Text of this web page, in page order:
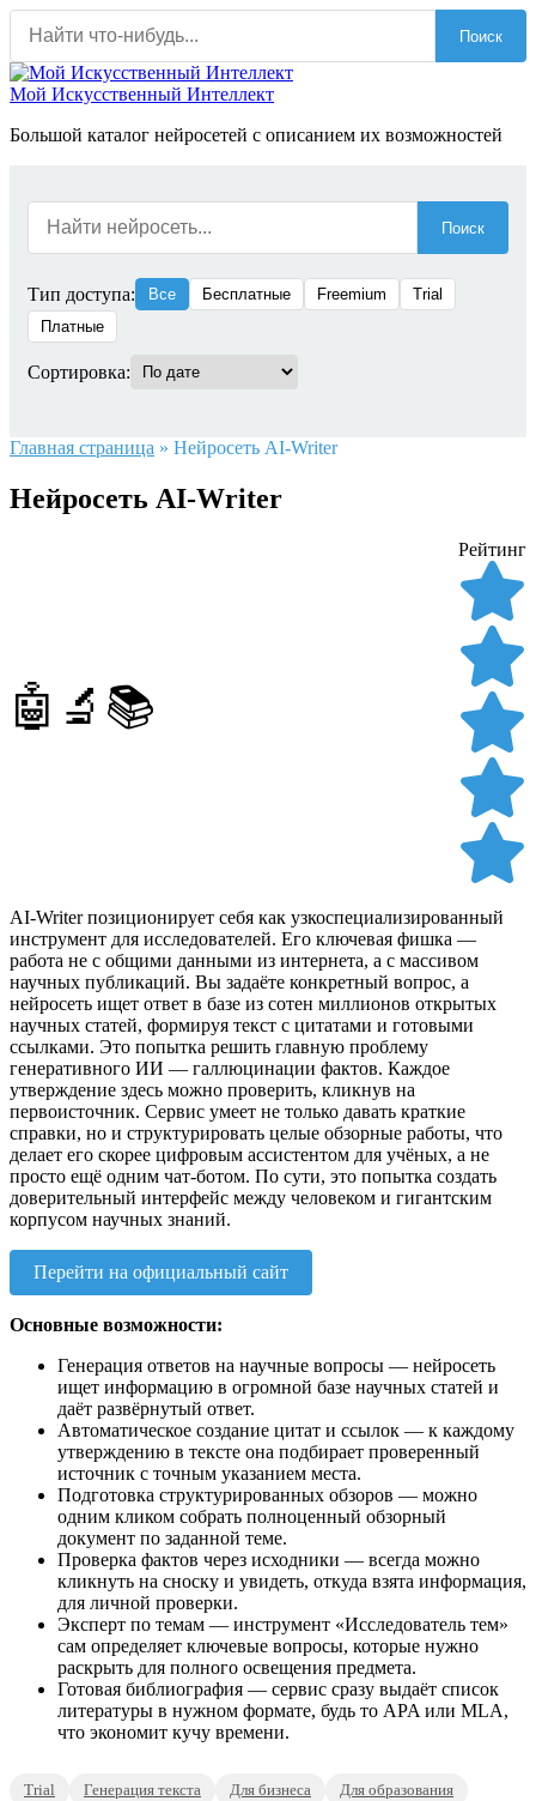
Перейти
содержанию
Поиск
Мой Искусственный Интеллект
Большой каталог нейросетей с описанием их возможностей
Поиск
Тип доступа: Все Бесплатные Freemium
Trial
Платные
Сортировка:
Главная страница » Нейросеть AI-Writer
Нейросеть AI-Writer
🤖🔬📚
Рейтинг
AI-Writer позиционирует себя как узкоспециализированный
инструмент для исследователей. Его ключевая фишка —
работа не с общими данными из интернета, а с массивом
научных публикаций. Вы задаёте конкретный вопрос, а
нейросеть ищет ответ в базе из сотен миллионов открытых
научных статей, формируя текст с цитатами и готовыми
ссылками. Это попытка решить главную проблему
генеративного ИИ — галлюцинации фактов. Каждое
утверждение здесь можно проверить, кликнув на
первоисточник. Сервис умеет не только давать краткие
справки, но и структурировать целые обзорные работы, что
делает его скорее цифровым ассистентом для учёных, а не
просто ещё одним чат-ботом. По сути, это попытка создать
доверительный интерфейс между человеком и гигантским
корпусом научных знаний.
Перейти на официальный сайт
Основные возможности:
Генерация ответов на научные вопросы — нейросеть
ищет информацию в огромной базе научных статей и
даёт развёрнутый ответ.
Автоматическое создание цитат и ссылок — к каждому
утверждению в тексте она подбирает проверенный
источник с точным указанием места.
Подготовка структурированных обзоров — можно
одним кликом собрать полноценный обзорный
документ по заданной теме.
Проверка фактов через исходники — всегда можно
кликнуть на сноску и увидеть, откуда взята информация,
для личной проверки.
Эксперт по темам — инструмент «Исследователь тем»
сам определяет ключевые вопросы, которые нужно
раскрыть для полного освещения предмета.
Готовая библиография — сервис сразу выдаёт список
литературы в нужном формате, будь то APA или MLA,
что экономит кучу времени.
Trial Генерация текста Для бизнеса
Для образования